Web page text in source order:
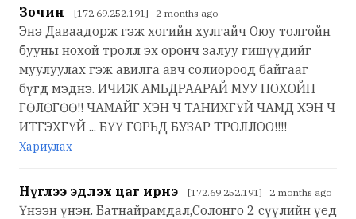
Зочин [172.69.252.191] 2 months ago
Энэ Даваадорж гэж хогийн хулгайч Оюу толгойн
бууны нохой тролл эх оронч залуу гишүүдийг
муулуулах гэж авилга авч солиороод байгааг
бүгд мэднэ. ИЧИЖ АМЬДРААРАЙ МУУ НОХОЙН
ГӨЛӨГӨӨ!! ЧАМАЙГ ХЭН Ч ТАНИХГҮЙ ЧАМД ХЭН Ч
ИТГЭХГҮЙ ... БҮҮ ГОРЬД БУЗАР ТРОЛЛОО!!!!
Хариулах
Нүглээ эдлэх цаг ирнэ [172.69.252.191] 2 months ago
Үнээн үнэн. Батнайрамдал,Солонго 2 сүүлийн үед